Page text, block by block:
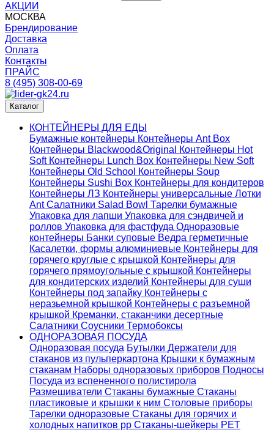
АКЦИИ
МОСКВА
Брендирование
Доставка
Оплата
Контакты
ПРАЙС
8 (495) 308-00-69
Каталог
КОНТЕЙНЕРЫ ДЛЯ ЕДЫ
Бумажные контейнеры Контейнеры Ant Box
Контейнеры Blackwood&Original
Контейнеры Hot
Soft Контейнеры Lunch Box Контейнеры New Soft
Контейнеры Old School Контейнеры Soup
Контейнеры Sushi Box Контейнеры для кондитеров
Контейнеры ЛЗ Контейнеры универсальные Лотки
AntСалатники Salad Bowl Тарелки бумажные
Упаковка для лапши Упаковка для сэндвичей и
роллов Упаковка для фастфуда Одноразовые
контейнеры Банки суповые Ведра герметичные
Касалетки, формы алюминиевые Контейнеры для
горячего круглые с крышкой Контейнеры для
горячего прямоугольные с крышкой Контейнеры
для кондитерских изделий Контейнеры для суши
Контейнеры под запайку Контейнеры с
неразьемной крышкой Контейнеры с разъемной
крышкой Креманки, стаканчики десертные
Салатники Соусники Термобоксы
ОДНОРАЗОВАЯ ПОСУДА
Одноразовая посуда Бутылки Держатели для
стаканов из пульперкартона Крышки к бумажным
стаканам Наборы одноразовых приборов Подносы
Посуда из вспененного полистирола
Размешиватели Стаканы бумажные Стаканы
пластиковые и крышки к ним Столовые приборы
Тарелки одноразовые Стаканы для горячих и
холодных напитков pp Стаканы-шейкеры PET